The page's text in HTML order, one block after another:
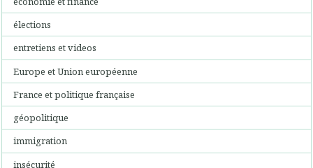
élections
entretiens et videos
Europe et Union européenne
France et politique française
géopolitique
immigration
insécurité